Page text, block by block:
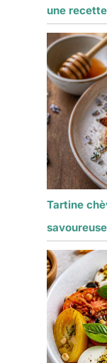
une
Tartine
savoureuse